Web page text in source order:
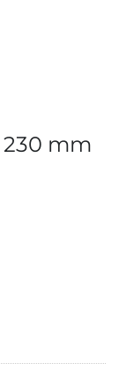
mm